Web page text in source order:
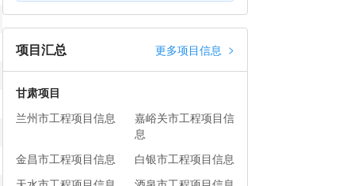
项目汇总 更多项目信息 >
甘肃项目
兰州市工程项目信息
嘉峪关市工程项目信
息
金昌市工程项目信息
白银市工程项目信息